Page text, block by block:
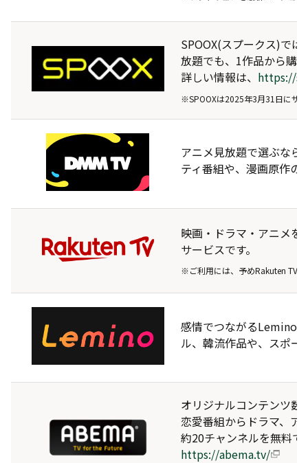
SPOOX(スプークス)で
放題でも、1作品から購
詳しい情報は、 https://
※SPOOXは2025年3月31日にサ
アニメ見放題で選ぶなら
ティ番組や、漫画原作の
映画・ドラマ・アニメを
サービスです。
※ご利用には、予めRakuten TV
感情でつながるLemino
ル、韓流作品や、スポー
オリジナルコンテンツ
恋愛番組からドラマ、ア
約20チャンネルを無料で
https://abema.tv/